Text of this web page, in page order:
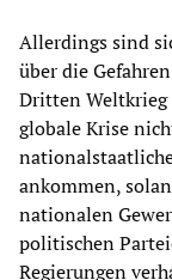
Allerdings sind
über die
Dritten
globale Krise
ankommen,
nationalen
politischen
Regierungen